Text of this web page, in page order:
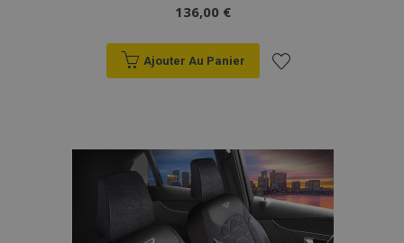
136,00 €
Ajouter Au Panier
liste
d'achats